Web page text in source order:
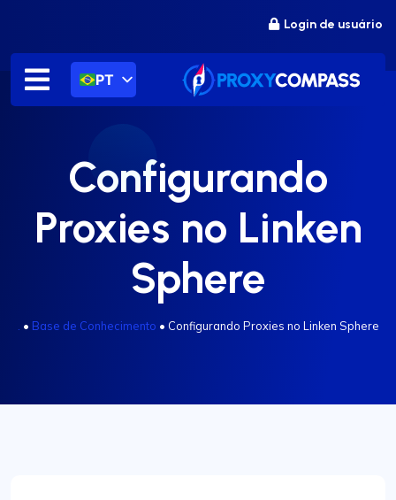
conteúdo
Login de usuário
PT
Configurando
Proxies no Linken
Sphere
• Base de Conhecimento • Configurando Proxies no Linken Sphere